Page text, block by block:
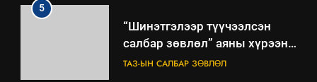
5
“Шинэтгэлээр түүчээлсэн
салбар зөвлөл” аяны хүрээнд
зохион байгуулах арга
ТАЗ-ЫН САЛБАР ЗӨВЛӨЛ